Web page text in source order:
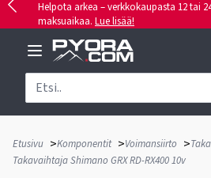
Helpota arkea – verkkokaupasta 12 tai
maksuaikaa. Lue lisää!
Etusivu >Komponentit >Voimansiirto >
Takavaihtaja Shimano GRX RD-RX400 10v